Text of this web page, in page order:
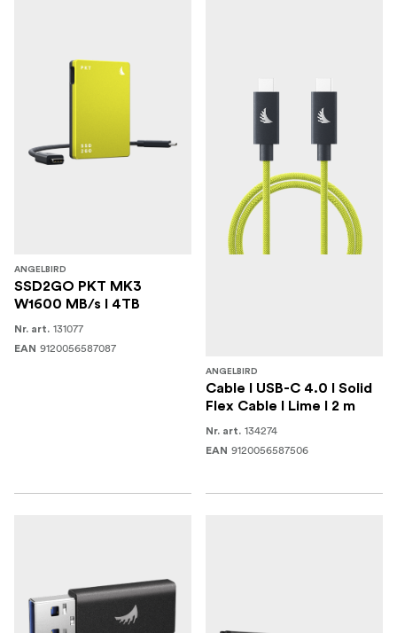
ANGELBIRD
SSD2GO PKT MK3
W1600 MB/s I 4TB
Nr. art. 131077
EAN 9120056587087
ANGELBIRD
Cable I USB-C 4.0 I Solid
Flex Cable I Lime I 2 m
Nr. art. 134274
EAN 9120056587506